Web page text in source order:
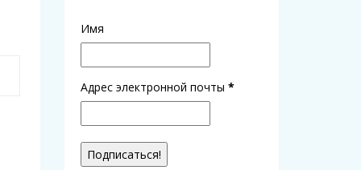
Имя
Адрес электронной почты *